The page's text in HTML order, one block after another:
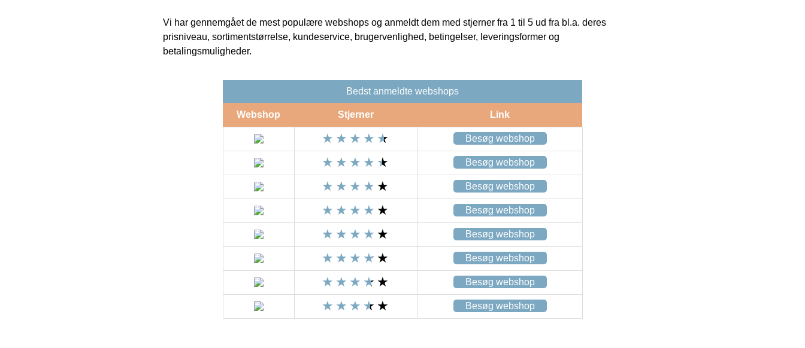
Vi har gennemgået de mest populære webshops og anmeldt dem med stjerner fra 1 til 5 ud fra bl.a. deres
prisniveau, sortimentstørrelse, kundeservice, brugervenlighed, betingelser, leveringsformer og
betalingsmuligheder.
Bedst anmeldte webshops
Webshop Stjerner Link
Besøg webshop
Besøg webshop
Besøg webshop
Besøg webshop
Besøg webshop
Besøg webshop
Besøg webshop
Besøg webshop